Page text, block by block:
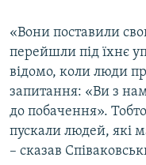
«Вони поставили
перейшли під їхнє
відомо, коли люди
запитання: «Ви з
до побачення».
пускали людей, які
– сказав